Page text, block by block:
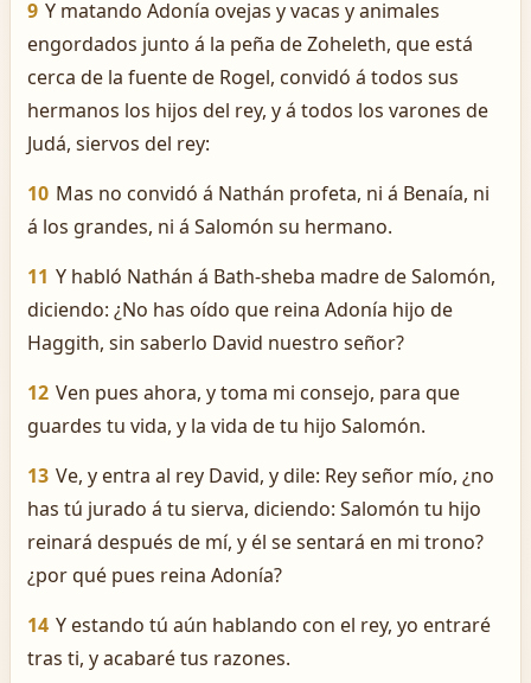
9 Y matando Adonía ovejas y vacas y animales
engordados junto á la peña de Zoheleth, que está
cerca de la fuente de Rogel, convidó á todos sus
hermanos los hijos del rey, y á todos los varones de
Judá, siervos del rey:
10 Mas no convidó á Nathán profeta, ni á Benaía, ni
á los grandes, ni á Salomón su hermano.
11 Y habló Nathán á Bath-sheba madre de Salomón,
diciendo: ¿No has oído que reina Adonía hijo de
Haggith, sin saberlo David nuestro señor?
12 Ven pues ahora, y toma mi consejo, para que
guardes tu vida, y la vida de tu hijo Salomón.
13 Ve, y entra al rey David, y dile: Rey señor mío, ¿no
has tú jurado á tu sierva, diciendo: Salomón tu hijo
reinará después de mí, y él se sentará en mi trono?
¿por qué pues reina Adonía?
14 Y estando tú aún hablando con el rey, yo entraré
tras ti, y acabaré tus razones.